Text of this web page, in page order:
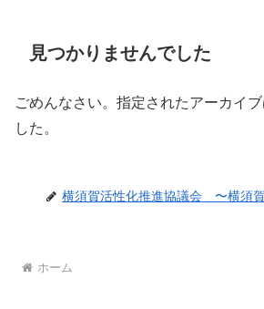
見つかりませんでした
ごめんなさい。指定されたアーカイ
した。
横須賀活性化推進協議会 〜横須
ホーム